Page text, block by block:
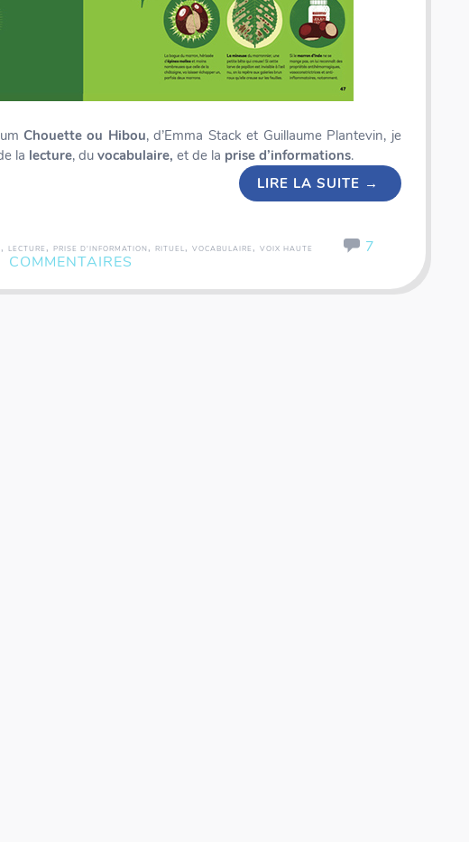
Chouette ou Hibou, d’Emma Stack et Guillaume Plantevin, je
la lecture, du vocabulaire, et de la prise d’informations.
LIRE LA SUITE →
,LECTURE ,PRISE D'INFORMATION ,RITUEL,VOCABULAIRE ,VOIX HAUTE 7
COMMENTAIRES